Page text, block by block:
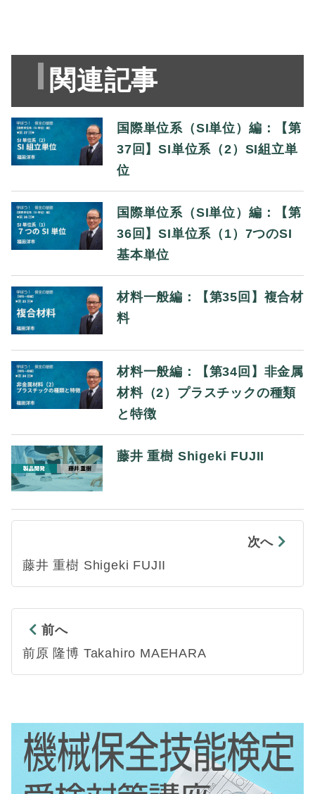
関連記事
国際単位系（SI単位）編：【第
37回】SI単位系（2）SI組立単
位
国際単位系（SI単位）編：【第
36回】SI単位系（1）7つのSI
基本単位
材料一般編：【第35回】複合材
料
材料一般編：【第34回】非金属
材料（2）プラスチックの種類
と特徴
藤井 重樹 Shigeki FUJII
次へ
藤井 重樹 Shigeki FUJII
前へ
前原 隆博 Takahiro MAEHARA